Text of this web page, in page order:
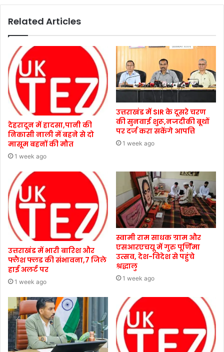
Related Articles
देहरादून में हादसा,पानी की
निकासी नाली में बहने से दो
मासूम बहनों की मौत
1 week ago
उत्तराखंड में SIR के दूसरे चरण
की सुनवाई शुरू,नजदीकी बूथों
पर दर्ज करा सकेंगे आपत्ति
1 week ago
उत्तराखंड में भारी बारिश और
फ्लैश फ्लड की संभावना,7 जिले
हाई अलर्ट पर
1 week ago
स्वामी राम साधक ग्राम और
एसआरएचयू में गुरु पूर्णिमा
उत्सव, देश-विदेश से पहुंचे
श्रद्धालु
1 week ago